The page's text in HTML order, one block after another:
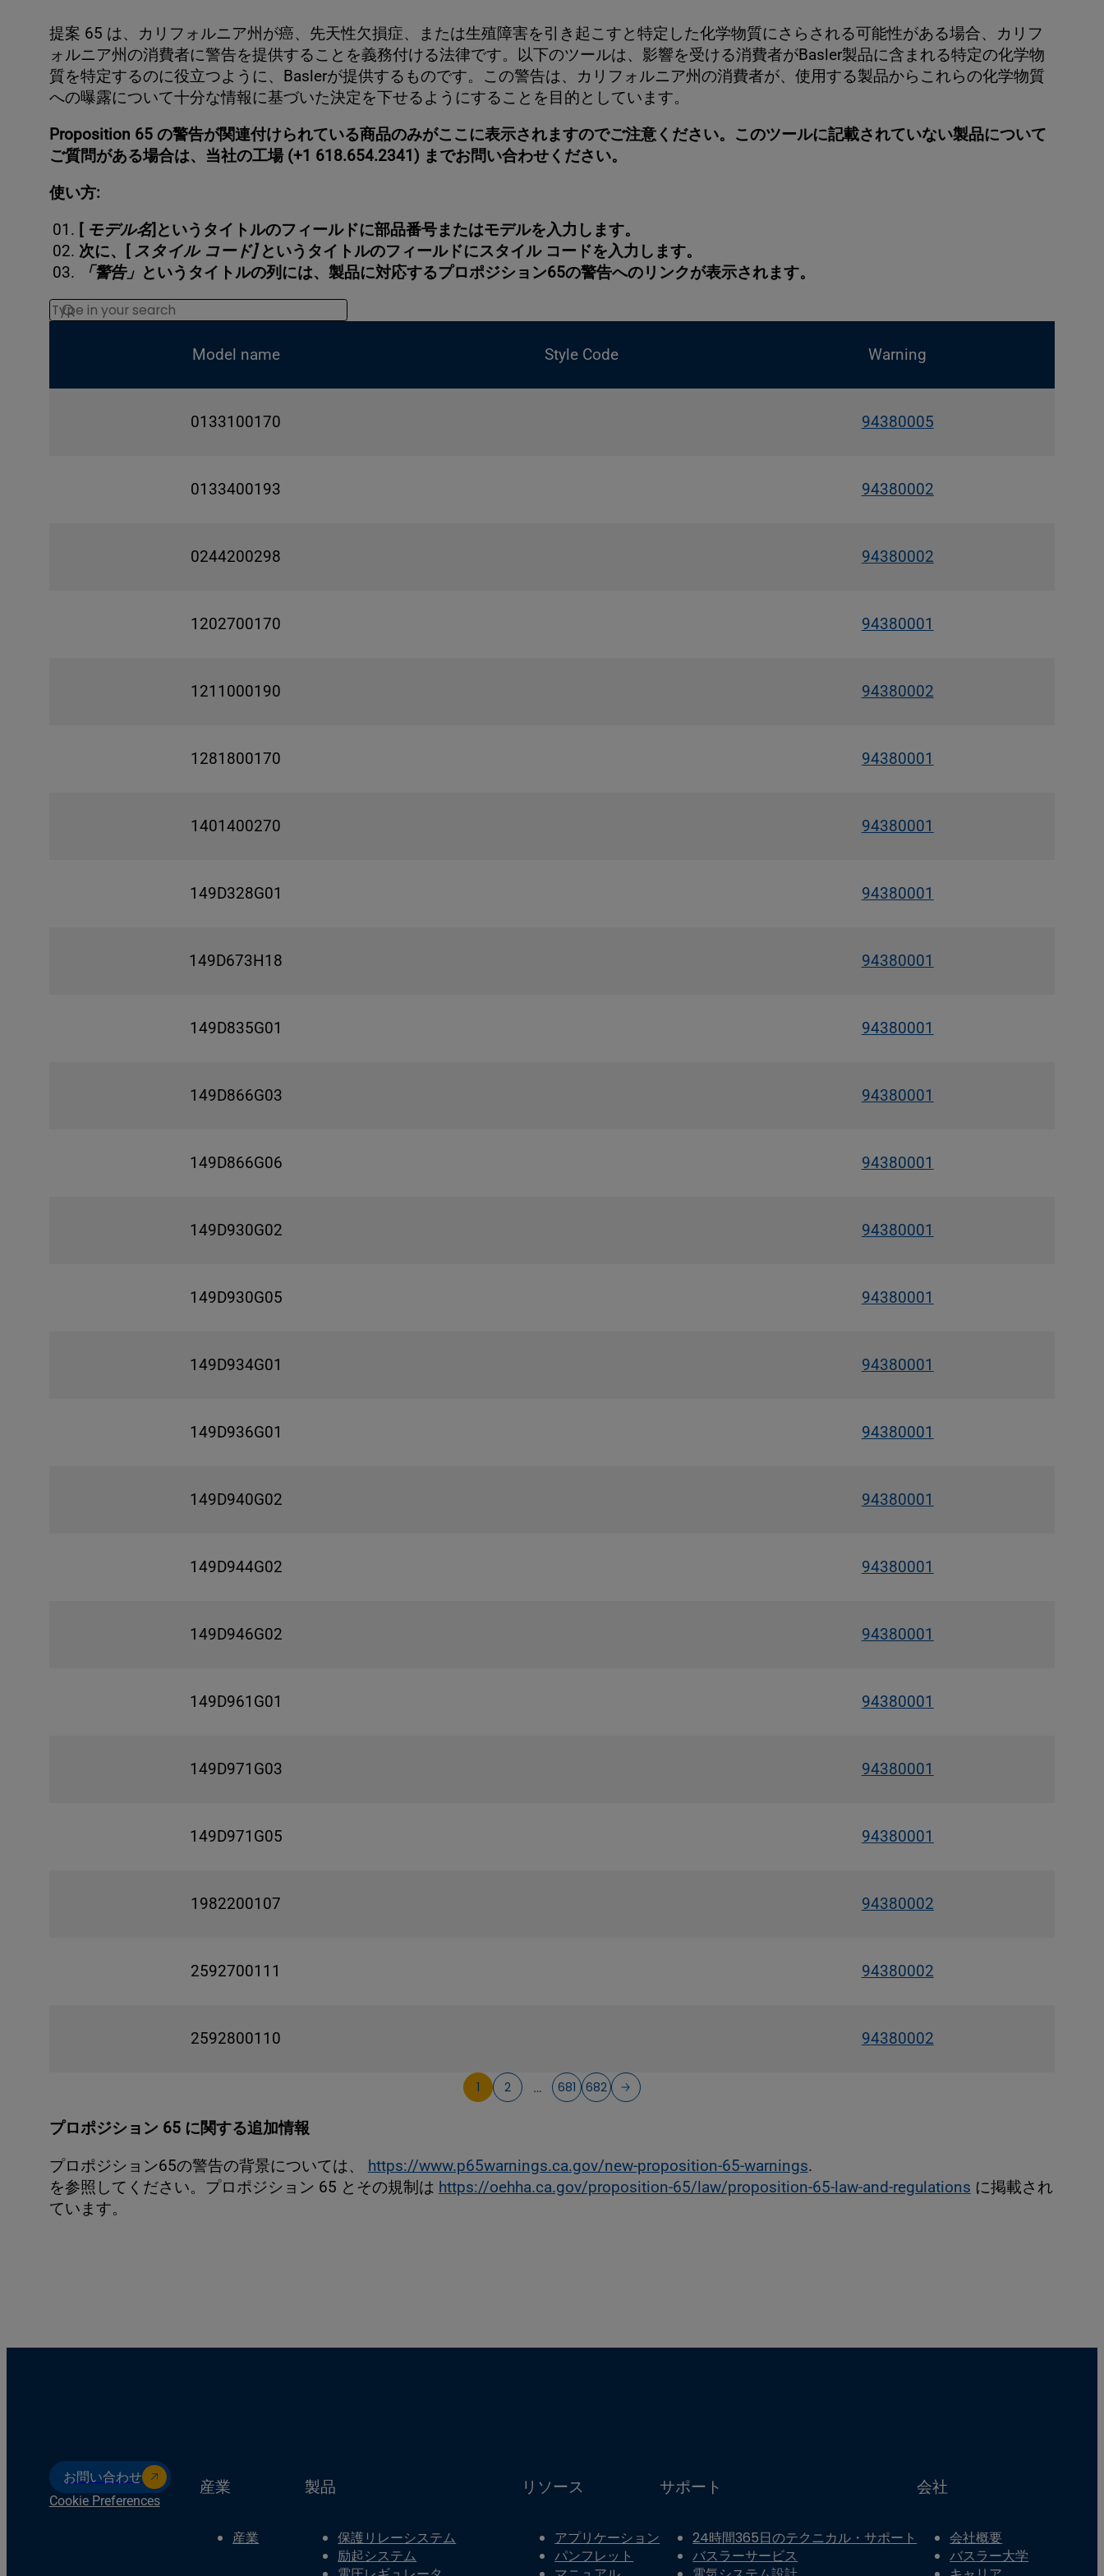
提案 65 は、カリフォルニア州が癌、先天性欠損症、または生殖障害を引き起こすと特定した化学物質にさらされる可能性がある場合、カリフ
ォルニア州の消費者に警告を提供することを義務付ける法律です。以下のツールは、影響を受ける消費者がBasler製品に含まれる特定の化学物
質を特定するのに役立つように、Baslerが提供するものです。この警告は、カリフォルニア州の消費者が、使用する製品からこれらの化学物質
への曝露について十分な情報に基づいた決定を下せるようにすることを目的としています。
Proposition 65 の警告が関連付けられている商品のみがここに表示されますのでご注意ください。このツールに記載されていない製品について
ご質問がある場合は、当社の工場 (+1 618.654.2341) までお問い合わせください。
使い方:
[ モデル名]というタイトルのフィールドに部品番号またはモデルを入力します。
次に、[ スタイル コード]というタイトルのフィールドにスタイル コードを入力します。
「警告」 というタイトルの列には、製品に対応するプロポジション65の警告へのリンクが表示されます。
Search
Model name Style Code Warning
0133100170 94380005
0133400193 94380002
0244200298 94380002
1202700170 94380001
1211000190 94380002
1281800170 94380001
1401400270 94380001
149D328G01 94380001
149D673H18 94380001
149D835G01 94380001
149D866G03 94380001
149D866G06 94380001
149D930G02 94380001
149D930G05 94380001
149D934G01 94380001
149D936G01 94380001
149D940G02 94380001
149D944G02 94380001
149D946G02 94380001
149D961G01 94380001
149D971G03 94380001
149D971G05 94380001
1982200107 94380002
2592700111 94380002
2592800110 94380002
1 2 … 681 682
プロポジション 65 に関する追加情報
プロポジション65の警告の背景については、 https://www.p65warnings.ca.gov/new-proposition-65-warnings.
を参照してください。プロポジション 65 とその規制は https://oehha.ca.gov/proposition-65/law/proposition-65-law-and-regulations に掲載され
ています。
お問い合わせ
Cookie Preferences
産業
産業
製品
保護リレーシステム
励起システム
リソース
アプリケーション
パンフレット
サポート
24時間365日のテクニカル・サポート
バスラーサービス
会社
会社概要
バスラー大学